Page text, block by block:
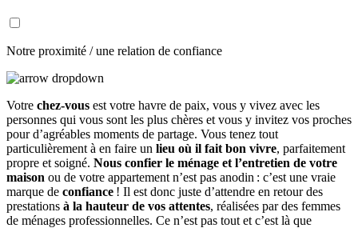
Notre proximité / une relation de confiance
Votre chez-vous est votre havre de paix, vous y vivez avec les
personnes qui vous sont les plus chères et vous y invitez vos proches
pour d’agréables moments de partage. Vous tenez tout
particulièrement à en faire un lieu où il fait bon vivre, parfaitement
propre et soigné. Nous confier le ménage et l’entretien de votre
maison ou de votre appartement n’est pas anodin : c’est une vraie
marque de confiance ! Il est donc juste d’attendre en retour des
prestations à la hauteur de vos attentes, réalisées par des femmes
de ménages professionnelles. Ce n’est pas tout et c’est là que